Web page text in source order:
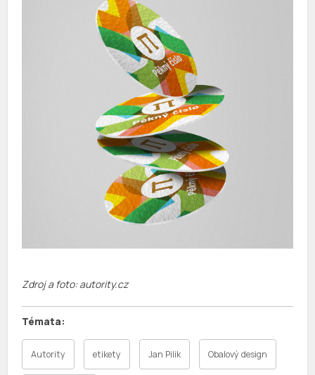
Zdroj a foto: autority.cz
Autority etikety Jan Pilik Obalový design